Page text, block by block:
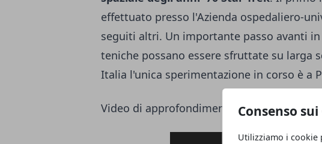
Consenso
Utilizziamo i cookie
effettuato presso l'Azienda ospedaliero-
seguiti altri. Un importante passo avanti
teniche possano essere sfruttate su larga
Italia l'unica sperimentazione in corso è a
Video di approfondimento